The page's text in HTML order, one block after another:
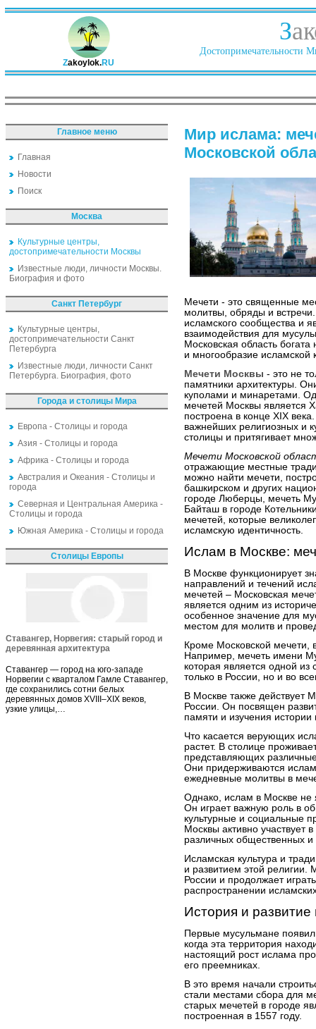
Zakoylok.RU
З
Достопримечательности
Главное меню
Главная
Новости
Поиск
Москва
Культурные центры,
достопримечательности Москвы
Известные люди, личности Москвы.
Биография и фото
Санкт Петербург
Культурные центры,
достопримечательности Санкт
Петербурга
Известные люди, личности Санкт
Петербурга. Биография, фото
Города и столицы Мира
Европа - Столицы и города
Азия - Столицы и города
Африка - Столицы и города
Австралия и Океания - Столицы и
города
Северная и Центральная Америка -
Столицы и города
Южная Америка - Столицы и города
Столицы Европы
Ставангер, Норвегия: старый город и
деревянная архитектура
Ставангер — город на юго-западе
Норвегии с кварталом Гамле Ставангер,
где сохранились сотни белых
деревянных домов XVIII–XIX веков,
узкие улицы,…
Мир ислама:
Московской
Мечети - это священные
молитвы, обряды и
исламского сообщества и
взаимодействия для
Московская область
и многообразие исламской
Мечети Москвы - это не
памятники архитектуры.
куполами и минаретами.
мечетей Москвы является
построена в конце XIX
важнейших религиозных и
столицы и притягивает
Мечети Московской
отражающие местные
можно найти мечети,
башкирском и других
городе Люберцы, мечеть
Байташ в городе
мечетей, которые
исламскую идентичность.
Ислам в Москве:
В Москве функционирует
направлений и течений
мечетей – Московская
является одним из
особенное значение для
местом для молитв и
Кроме Московской мечети,
Например, мечеть имени
которая является одной
только в России, но и во
В Москве также действует
России. Он посвящен
памяти и изучения
Что касается верующих
растет. В столице
представляющих
Они придерживаются
ежедневные молитвы в
Однако, ислам в Москве не
Он играет важную роль в
культурные и социальные
Москвы активно участвует
различных общественных и
Исламская культура и
и развитием этой религии.
России и продолжает
распространении
История и
Первые мусульмане
когда эта территория
настоящий рост ислама
его преемниках.
В это время начали
стали местами сбора для
старых мечетей в городе
построенная в 1557 году.